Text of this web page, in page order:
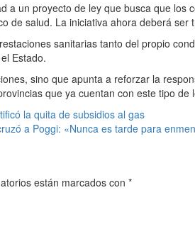
un proyecto de ley que busca que
de salud. La iniciativa ahora deberá ser
sanitarias tanto del propio
Estado.
sino que apunta a reforzar la
que ya cuentan con este tipo
la quita de subsidios al gas
a Poggi: «Nunca es tarde para
están marcados con *